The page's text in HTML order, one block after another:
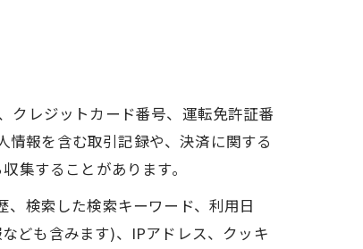
クレジットカード番号、運転免許証番
報を含む取引記録や、決済に関する
集することがあります。
検索した検索キーワード、利用日
ども含みます)、IPアドレス、クッキ